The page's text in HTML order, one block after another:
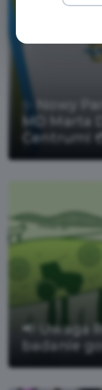
✨ Nowy
MD Marta
Centrum!
📢 Uwaga
badanie